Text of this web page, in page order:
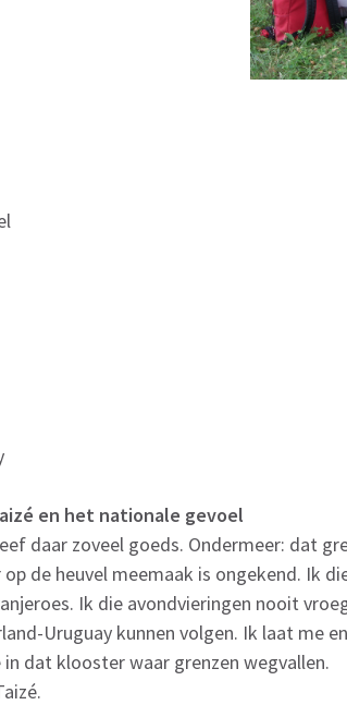
en het nationale gevoel
daar zoveel goeds. Ondermeer: dat
de heuvel meemaak is ongekend. Ik
Ik die avondvieringen nooit
Uruguay kunnen volgen. Ik laat me
dat klooster waar grenzen wegvallen.